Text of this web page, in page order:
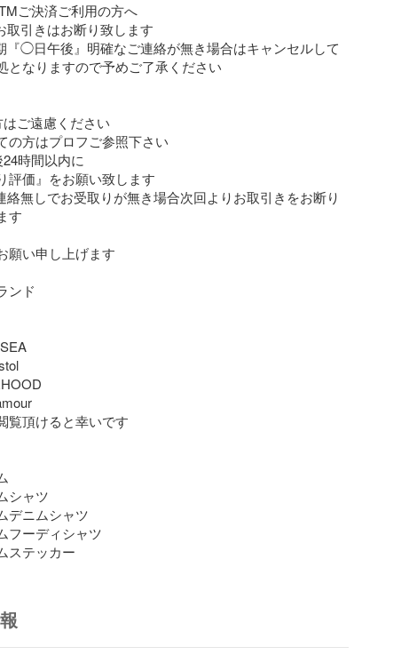
ご決済ご利用の方へ
引きはお断り致します
『◯日午後』明確なご連絡が無き場合はキャンセルして
となりますので予めご了承ください
ご遠慮ください
の方はプロフご参照下さい
時間以内に
評価』をお願い致します
無しでお受取りが無き場合次回よりお取引きをお断り
す
願い申し上げます
ンド
覧頂けると幸いです
シャツ
デニムシャツ
フーディシャツ
ステッカー